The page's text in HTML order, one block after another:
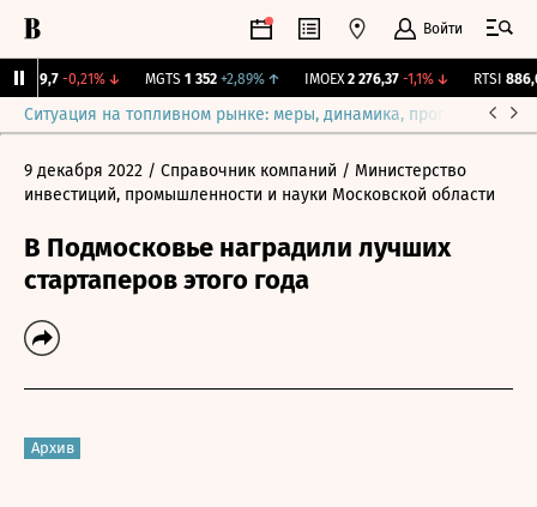
Войти
9,7 -0,21% ↓ MGTS 1 352 +2,89%↑ IMOEX 2 276,37 -1,1% ↓ RTSI 886,09
Ситуация на топливном рынке: меры, динамика, прогнозы
9 декабря 2022 / Справочник компаний / Министерство
инвестиций, промышленности и науки Московской области
В Подмосковье наградили лучших
стартаперов этого года
Архив